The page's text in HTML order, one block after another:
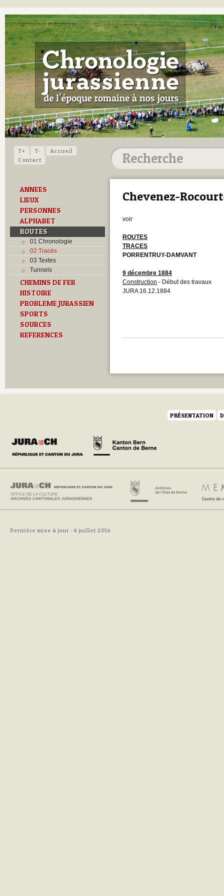
T+ T-
Accueil
Contact
ANNEES
LIEUX
PERSONNES
ALPHABET
ROUTES
01 Chronologie
02 Tracés
03 Textes
Tunnels
CHEMINS DE FER
HISTOIRE
PROBLEME JURASSIEN
SPORTS
SOURCES
REFERENCES
Chevenez-
voir
ROUTES
TRACES
PORRENTRUY-DAMVANT
9 décembre 1884
Construction - Début des travaux
JURA 16.12.1884
PRÉSENTATION
Dernière mise à jour : 4 juillet 2016